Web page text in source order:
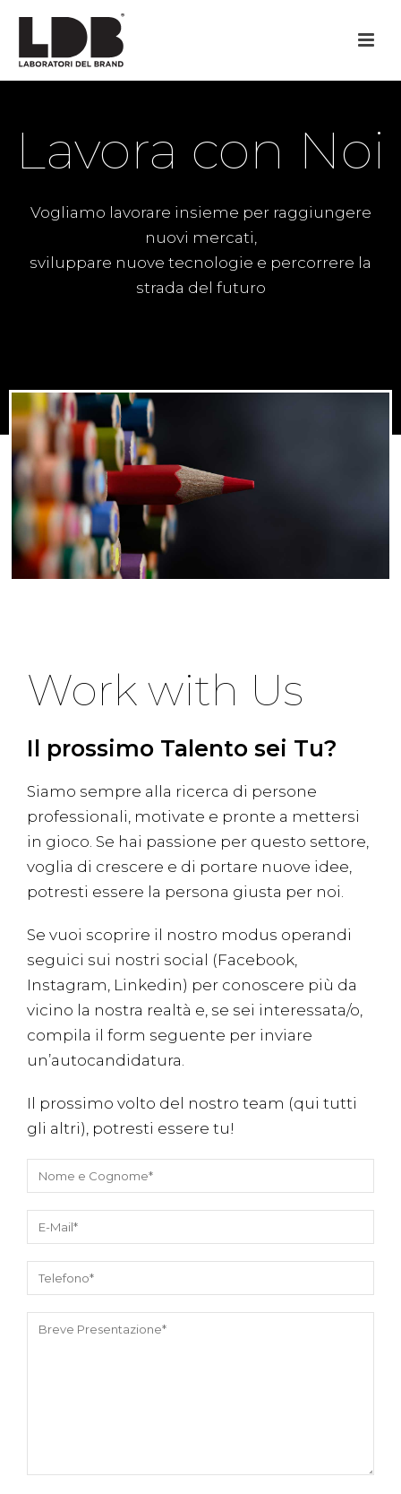
Lavora con Noi
Vogliamo lavorare insieme per raggiungere
nuovi mercati,
sviluppare nuove tecnologie e percorrere la
strada del futuro
Work with Us
Il prossimo Talento sei Tu?
Siamo sempre alla ricerca di persone
professionali, motivate e pronte a mettersi
in gioco. Se hai passione per questo settore,
voglia di crescere e di portare nuove idee,
potresti essere la persona giusta per noi.
Se vuoi scoprire il nostro modus operandi
seguici sui nostri social (Facebook
Instagram Linkedin) per conoscere più da
vicino la nostra realtà e, se sei interessata/o,
compila il form seguente per inviare
un’autocandidatura.
Il prossimo volto del nostro team (qui tutti
gli altri) , potresti essere tu!